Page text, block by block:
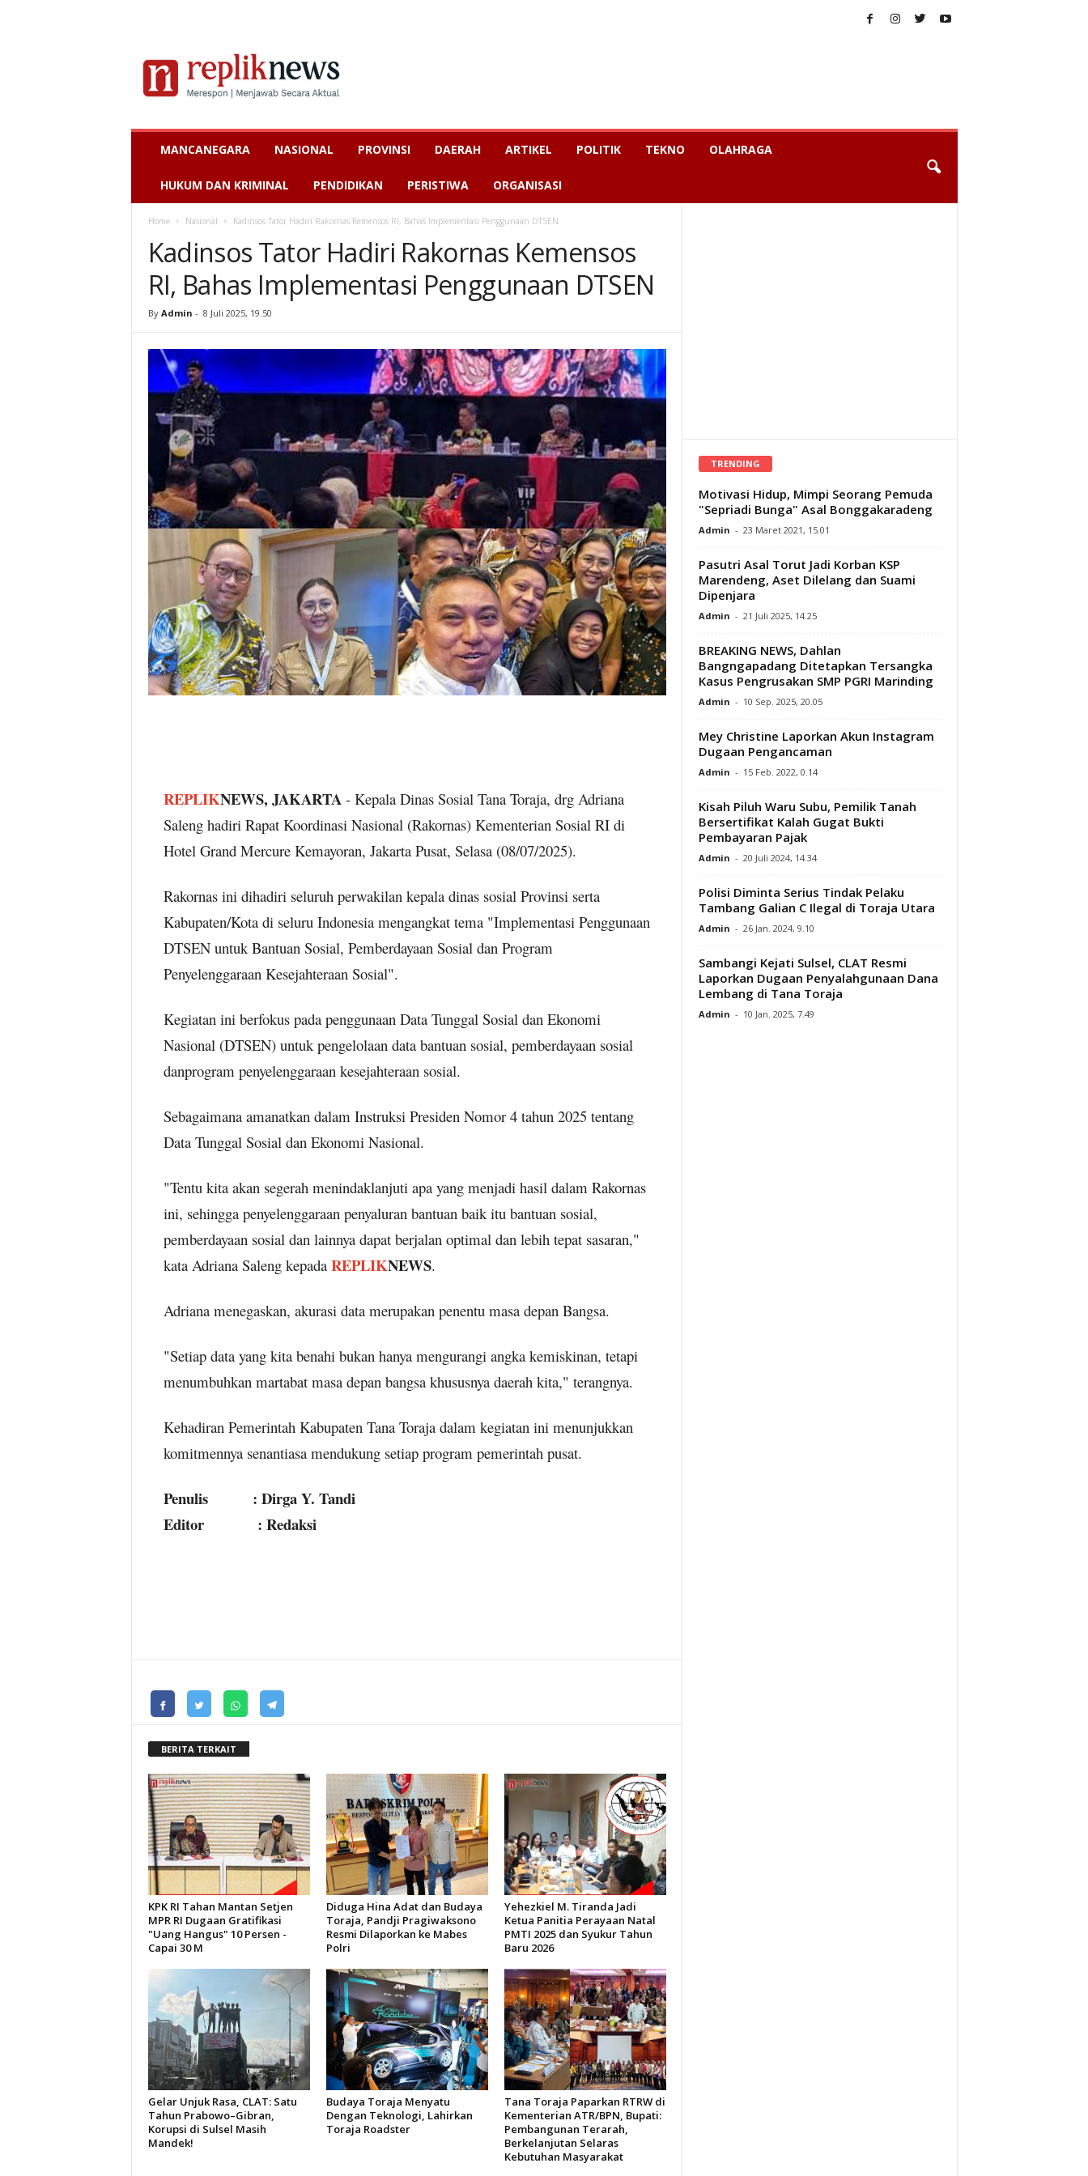
MANCANEGARA NASIONAL PROVINSI DAERAH ARTIKEL POLITIK TEKNO OLAHRAGA
HUKUM DAN KRIMINAL PENDIDIKAN PERISTIWA ORGANISASI
Home Nasional Kadinsos Tator Hadiri Rakornas Kemensos RI, Bahas Implementasi Penggunaan DTSEN
Kadinsos Tator Hadiri Rakornas Kemensos
RI, Bahas Implementasi Penggunaan DTSEN
By Admin - 8 Juli 2025, 19.50
REPLIKNEWS, JAKARTA - Kepala Dinas Sosial Tana Toraja, drg Adriana
Saleng hadiri Rapat Koordinasi Nasional (Rakornas) Kementerian Sosial RI di
Hotel Grand Mercure Kemayoran, Jakarta Pusat, Selasa (08/07/2025).
Rakornas ini dihadiri seluruh perwakilan kepala dinas sosial Provinsi serta
Kabupaten/Kota di seluru Indonesia mengangkat tema "Implementasi Penggunaan
DTSEN untuk Bantuan Sosial, Pemberdayaan Sosial dan Program
Penyelenggaraan Kesejahteraan Sosial".
Kegiatan ini berfokus pada penggunaan Data Tunggal Sosial dan Ekonomi
Nasional (DTSEN) untuk pengelolaan data bantuan sosial, pemberdayaan sosial
danprogram penyelenggaraan kesejahteraan sosial.
Sebagaimana amanatkan dalam Instruksi Presiden Nomor 4 tahun 2025 tentang
Data Tunggal Sosial dan Ekonomi Nasional.
"Tentu kita akan segerah menindaklanjuti apa yang menjadi hasil dalam Rakornas
ini, sehingga penyelenggaraan penyaluran bantuan baik itu bantuan sosial,
pemberdayaan sosial dan lainnya dapat berjalan optimal dan lebih tepat sasaran,"
kata Adriana Saleng kepada REPLIKNEWS.
Adriana menegaskan, akurasi data merupakan penentu masa depan Bangsa.
"Setiap data yang kita benahi bukan hanya mengurangi angka kemiskinan, tetapi
menumbuhkan martabat masa depan bangsa khususnya daerah kita," terangnya.
Kehadiran Pemerintah Kabupaten Tana Toraja dalam kegiatan ini menunjukkan
komitmennya senantiasa mendukung setiap program pemerintah pusat.
Penulis : Dirga Y. Tandi
Editor : Redaksi
BERITA TERKAIT
‎KPK RI Tahan Mantan Setjen
MPR RI Dugaan Gratifikasi
"Uang Hangus" 10 Persen -
Capai 30 M
Diduga Hina Adat dan Budaya
Toraja, Pandji Pragiwaksono
Resmi Dilaporkan ke Mabes
Polri
Yehezkiel M. Tiranda Jadi
Ketua Panitia Perayaan Natal
PMTI 2025 dan Syukur Tahun
Baru 2026
Gelar Unjuk Rasa, CLAT: Satu
Tahun Prabowo–Gibran,
Korupsi di Sulsel Masih
Mandek!
Budaya Toraja Menyatu
Dengan Teknologi, Lahirkan
Toraja Roadster
Tana Toraja Paparkan RTRW di
Kementerian ATR/BPN, Bupati:
Pembangunan Terarah,
Berkelanjutan Selaras
Kebutuhan Masyarakat
TRENDING
Motivasi Hidup, Mimpi Seorang Pemuda
"Sepriadi Bunga" Asal Bonggakaradeng
Admin - 23 Maret 2021, 15.01
Pasutri Asal Torut Jadi Korban KSP
Marendeng, Aset Dilelang dan Suami
Dipenjara
Admin - 21 Juli 2025, 14.25
BREAKING NEWS, Dahlan
Bangngapadang Ditetapkan Tersangka
Kasus Pengrusakan SMP PGRI Marinding
Admin - 10 Sep. 2025, 20.05
Mey Christine Laporkan Akun Instagram
Dugaan Pengancaman
Admin - 15 Feb. 2022, 0.14
Kisah Piluh Waru Subu, Pemilik Tanah
Bersertifikat Kalah Gugat Bukti
Pembayaran Pajak
Admin - 20 Juli 2024, 14.34
Polisi Diminta Serius Tindak Pelaku
Tambang Galian C Ilegal di Toraja Utara
Admin - 26 Jan. 2024, 9.10
Sambangi Kejati Sulsel, CLAT Resmi
Laporkan Dugaan Penyalahgunaan Dana
Lembang di Tana Toraja
Admin - 10 Jan. 2025, 7.49